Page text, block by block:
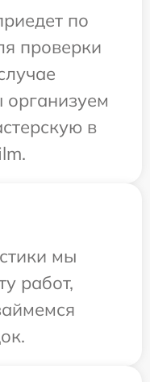
по
проверки
в
мы
работ,